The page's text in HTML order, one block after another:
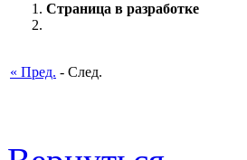
Страница в разработке
« Пред. - След.